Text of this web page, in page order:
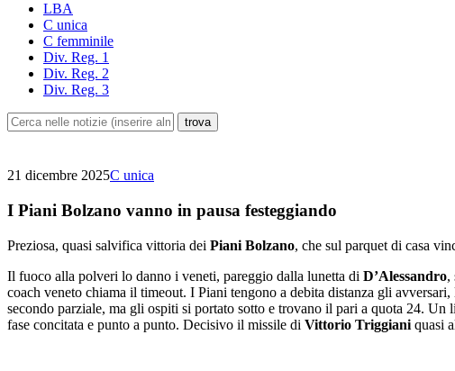
LBA
C unica
C femminile
Div. Reg. 1
Div. Reg. 2
Div. Reg. 3
21 dicembre 2025C unica
I Piani Bolzano vanno in pausa festeggiando
Preziosa, quasi salvifica vittoria dei Piani Bolzano, che sul parquet di casa
Il fuoco alla polveri lo danno i veneti, pareggio dalla lunetta di D’Alessandro,
coach veneto chiama il timeout. I Piani tengono a debita distanza gli
secondo parziale, ma gli ospiti si portato sotto e trovano il pari a quota 24. Un
fase concitata e punto a punto. Decisivo il missile di Vittorio Triggiani quasi